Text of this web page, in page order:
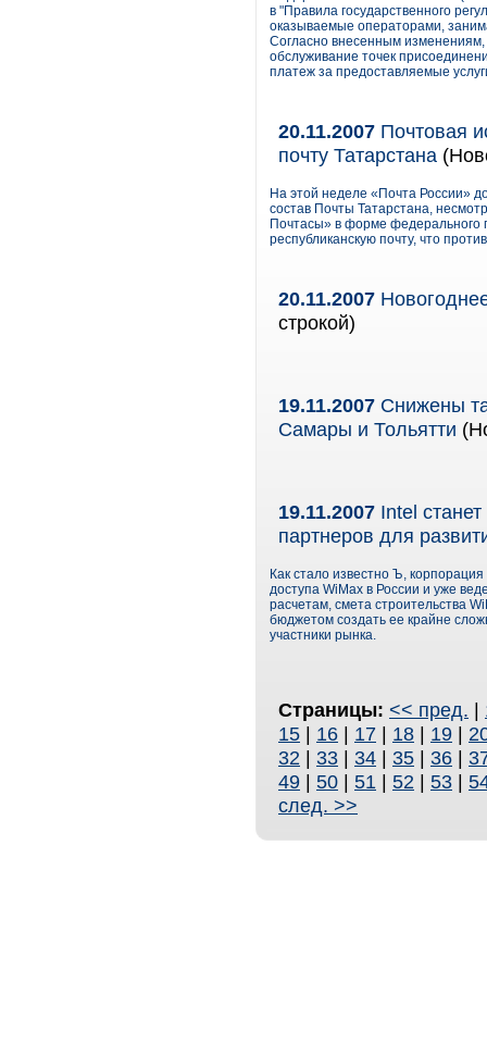
в "Правила государственного
оказываемые операторами,
Согласно внесенным
обслуживание точек
платеж за предоставляемые
20.11.2007 Почтовая
почту Татарстана
На этой неделе «Почта России»
состав Почты Татарстана,
Почтасы» в форме федерального
республиканскую почту, что
20.11.2007
строкой)
19.11.2007 Снижены
Самары и Тольятти
19.11.2007 Intel
партнеров для
Как стало известно Ъ,
доступа WiMax в России и уже
расчетам, смета строительства
бюджетом создать ее крайне
участники рынка.
Страницы: << пред. |
15 | 16 | 17 | 18 | 19 |
32 | 33 | 34 | 35 | 36 |
49 | 50 | 51 | 52 | 53 |
след. >>